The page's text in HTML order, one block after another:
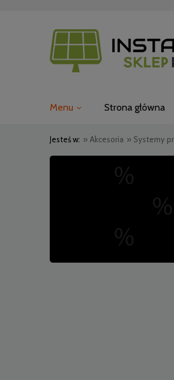
Menu Strona główna
Jesteś w: » Akcesoria » Systemy